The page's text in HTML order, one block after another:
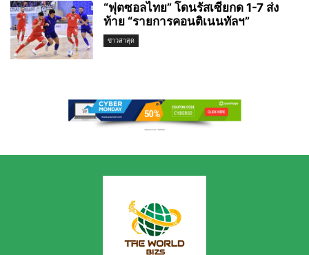
“ฟุตซอลไทย” โดนรัสเซียกด 1-7 ส่ง
ท้าย “รายการคอนติเนนทัลฯ”
ข่าวล่าสุด